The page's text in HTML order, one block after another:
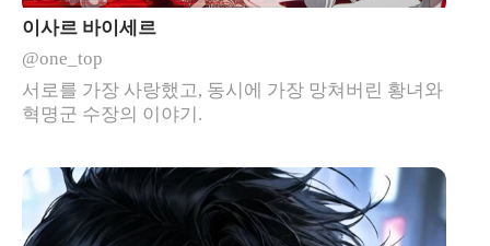
이사르 바이세르
@one_top
서로를 가장 사랑했고, 동시에 가장 망쳐버린 황녀와
혁명군 수장의 이야기.